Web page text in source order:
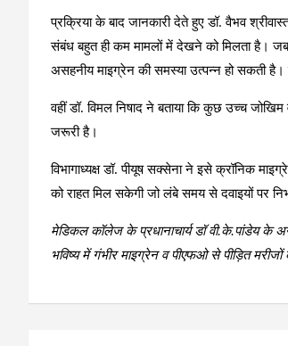
प्रक्रिया के बाद जानकारी देते हुए डॉ. वैभव
संबंध बहुत ही कम मामलों में देखने को मिलता है।
असहनीय माइग्रेन की समस्या उत्पन्न हो सकती है।
वहीं डॉ. विमल निषाद ने बताया कि कुछ उच्च
जरूरी है।
विभागाध्यक्ष डॉ. पीयूष सक्सेना ने इसे क्रॉनिक
को राहत मिल सकेगी जो लंबे समय से दवाइयों पर
मेडिकल कॉलेज के प्रधानाचार्य डॉ वी.के.पांडेय के
भविष्य में गंभीर माइग्रेन व पीएफओ से पीड़ित